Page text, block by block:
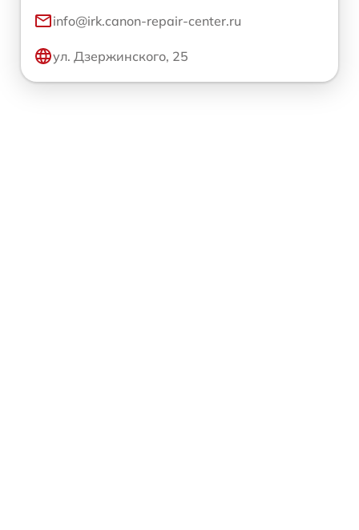
info@irk.canon-repair-center.ru
ул. Дзержинского, 25